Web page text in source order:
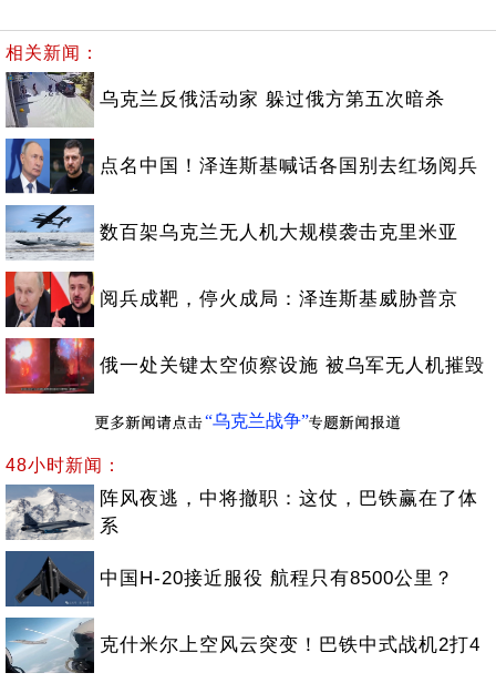
相关新闻：
乌克兰反俄活动家 躲过俄方第五次暗杀
点名中国！泽连斯基喊话各国别去红场阅兵
数百架乌克兰无人机大规模袭击克里米亚
阅兵成靶，停火成局：泽连斯基威胁普京
俄一处关键太空侦察设施 被乌军无人机摧毁
“乌克兰战争”
48小时新闻：
阵风夜逃，中将撤职：这仗，巴铁赢在了体
系
中国H-20接近服役 航程只有8500公里？
克什米尔上空风云突变！巴铁中式战机2打4